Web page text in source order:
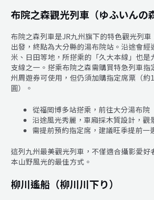
布院之森觀光列車（ゆふいんの
布院之森列車是JR九州旗下的特色觀光列
出發，終點為大分縣的湯布院站。沿途會經
米、日田等地，所搭乘的「久大本線」也是
支線之一。搭乘布院之森需購買特急列車指
州周遊券可使用，但仍須加購指定席票（約
圓）。
從福岡博多站搭乘，前往大分湯布院
沿途風光秀麗，車廂採木質設計，觀
需提前預約指定席，建議旺季提前一
這列九州最美觀光列車，不僅適合攝影愛好
本山野風光的最佳方式。
柳川遙船 （柳川川下り）